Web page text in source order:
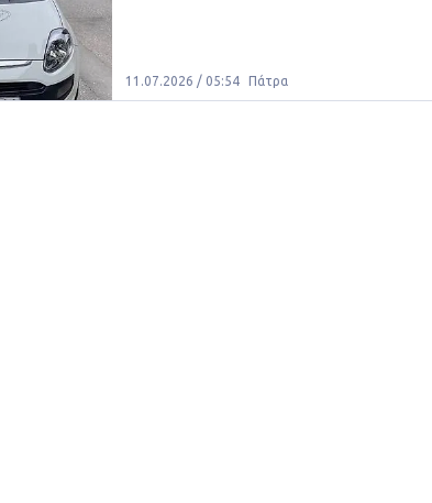
11.07.2026 / 05:54 Πάτρα